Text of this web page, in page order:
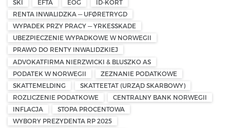
SKI
EFTA EOG
ID-KORT
RENTA INWALIDZKA — UFØRETRYGD
WYPADEK PRZY PRACY — YRKESSKADE
UBEZPIECZENIE WYPADKOWE W NORWEGII
PRAWO DO RENTY INWALIDZKIEJ
ADVOKATFIRMA NIERZWICKI & BLUSZKO AS
PODATEK W NORWEGII
ZEZNANIE PODATKOWE
SKATTEMELDING
SKATTEETAT (URZĄD SKARBOWY)
ROZLICZENIE PODATKOWE
CENTRALNY BANK NORWEGII
INFLACJA
STOPA PROCENTOWA
WYBORY PREZYDENTA RP 2025